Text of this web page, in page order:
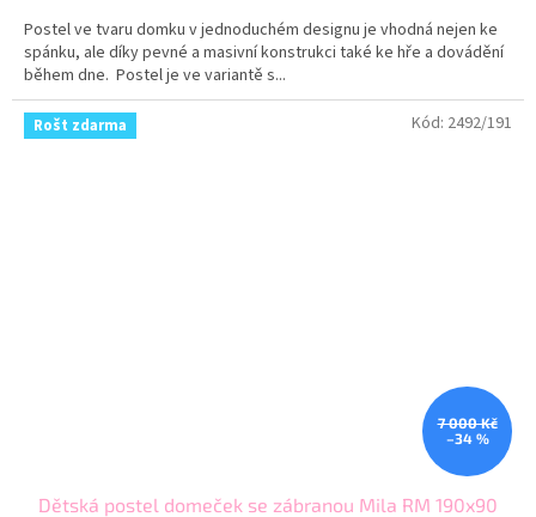
Postel ve tvaru domku v jednoduchém designu je vhodná nejen ke
spánku, ale díky pevné a masivní konstrukci také ke hře a dovádění
během dne. Postel je ve variantě s...
Rošt zdarma
7 000 Kč
–34 %
Dětská postel domeček se zábranou Mila RM 190x90
Kód: 2492/191